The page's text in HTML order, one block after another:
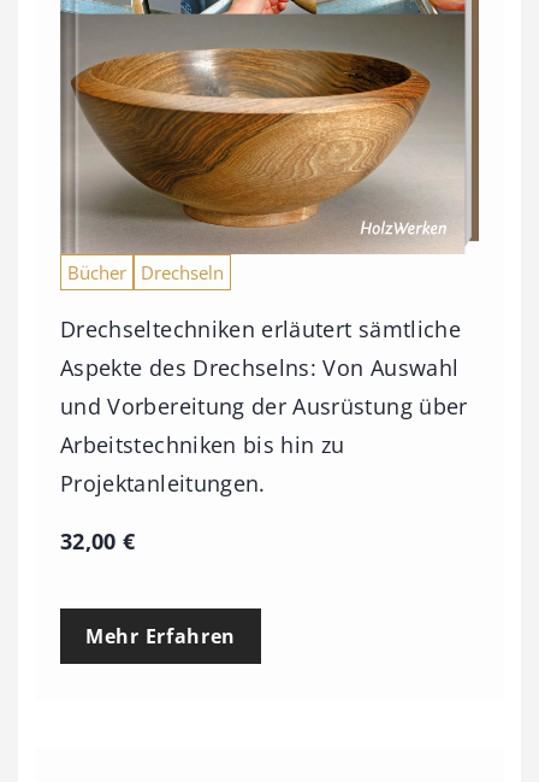
Bücher Drechseln
Drechseltechniken erläutert sämtliche
Aspekte des Drechselns: Von Auswahl
und Vorbereitung der Ausrüstung über
Arbeitstechniken bis hin zu
Projektanleitungen.
32,00€
Mehr Erfahren